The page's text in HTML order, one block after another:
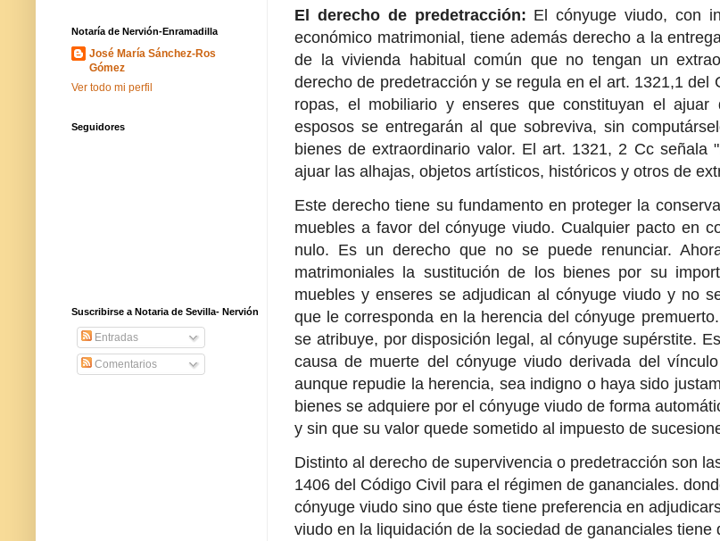
El derecho de predetracción: El cónyuge viudo, con
económico matrimonial, tiene además derecho a la
de la vivienda habitual común que no tengan un
derecho de predetracción y se regula en el art. 1321,1 del
ropas, el mobiliario y enseres que constituyan el
esposos se entregarán al que sobreviva, sin
bienes de extraordinario valor. El art. 1321, 2 Cc señala
ajuar las alhajas, objetos artísticos, históricos y otros de
Este derecho tiene su fundamento en proteger la
muebles a favor del cónyuge viudo. Cualquier pacto en
nulo. Es un derecho que no se puede renunciar.
matrimoniales la sustitución de los bienes por su
muebles y enseres se adjudican al cónyuge viudo y no
que le corresponda en la herencia del cónyuge
se atribuye, por disposición legal, al cónyuge supérstite.
causa de muerte del cónyuge viudo derivada del
aunque repudie la herencia, sea indigno o haya sido
bienes se adquiere por el cónyuge viudo de forma
y sin que su valor quede sometido al impuesto de
Distinto al derecho de supervivencia o predetracción son
1406 del Código Civil para el régimen de gananciales.
cónyuge viudo sino que éste tiene preferencia en
viudo en la liquidación de la sociedad de gananciales tiene
Notaría de Nervión-Enramadilla
José María Sánchez-Ros
Gómez
Ver todo mi perfil
Seguidores
Suscribirse a Notaria de Sevilla- Nervión
Entradas
Comentarios